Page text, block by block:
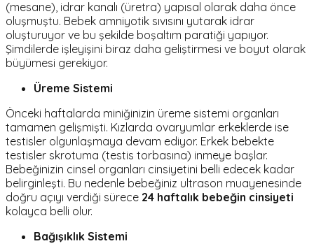
(mesane), idrar kanalı (üretra) yapısal olarak daha önce
oluşmuştu. Bebek amniyotik sıvısını yutarak idrar
oluşturuyor ve bu şekilde boşaltım paratiği yapıyor.
Şimdilerde işleyişini biraz daha geliştirmesi ve boyut olarak
büyümesi gerekiyor.
Üreme Sistemi
Önceki haftalarda miniğinizin üreme sistemi organları
tamamen gelişmişti. Kızlarda ovaryumlar erkeklerde ise
testisler olgunlaşmaya devam ediyor. Erkek bebekte
testisler skrotuma (testis torbasına) inmeye başlar.
Bebeğinizin cinsel organları cinsiyetini belli edecek kadar
belirginleşti. Bu nedenle bebeğiniz ultrason muayenesinde
doğru açıyı verdiği sürece 24 haftalık bebeğin cinsiyeti
kolayca belli olur.
Bağışıklık Sistemi